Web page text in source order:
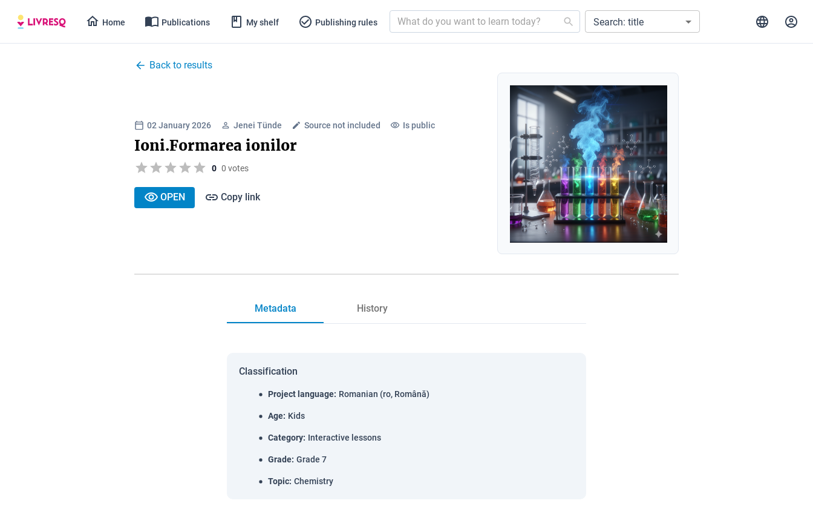
Home Publications My shelf Publishing rules Search: title
Back to results
02 January 2026 Jenei Tünde Source not included Is public
Ioni.Formarea ionilor
0 0 votes
OPEN Copy link
Metadata History
Classification
Project language: Romanian (ro, Română)
Age: Kids
Category: Interactive lessons
Grade: Grade 7
Topic: Chemistry